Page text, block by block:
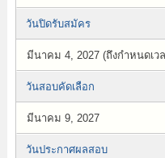
วันปิดรับสมัคร
มีนาคม 4, 2027 (ถึงกำหนดเว
วันสอบคัดเลือก
มีนาคม 9, 2027
วันประกาศผลสอบ